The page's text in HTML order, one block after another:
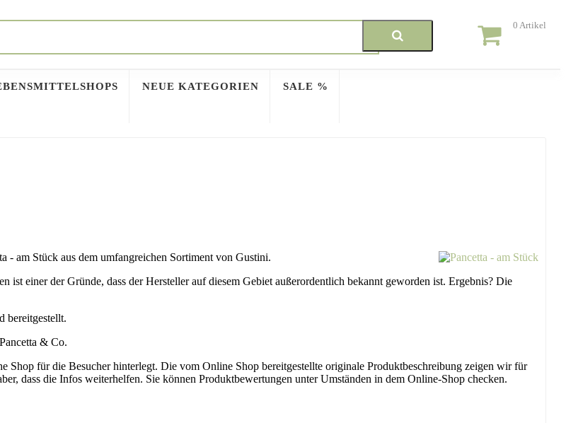
0 Artikel
NEUE KATEGORIEN SALE %
- am Stück aus dem umfangreichen Sortiment von Gustini.
ist einer der Gründe, dass der Hersteller auf diesem Gebiet außerordentlich bekannt geworden ist. Ergebnis? Die
bereitgestellt.
& Co.
für die Besucher hinterlegt. Die vom Online Shop bereitgestellte originale Produktbeschreibung zeigen wir für
dass die Infos weiterhelfen. Sie können Produktbewertungen unter Umständen in dem Online-Shop checken.